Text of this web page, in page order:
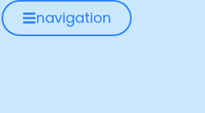
navigation